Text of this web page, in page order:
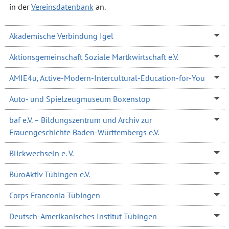
in derVereinsdatenbank an.
Akademische Verbindung Igel
Aktionsgemeinschaft Soziale Martkwirtschaft e.V.
AMIE4u, Active-Modern-Intercultural-Education-for-You
Auto- und Spielzeugmuseum Boxenstop
baf e.V. – Bildungszentrum und Archiv zur
Frauengeschichte Baden-Württembergs e.V.
Blickwechseln e. V.
BüroAktiv Tübingen e.V.
Corps Franconia Tübingen
Deutsch-Amerikanisches Institut Tübingen